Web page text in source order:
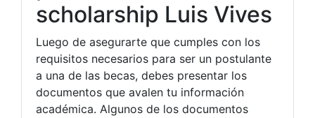
scholarship Luis Vives
Luego de asegurarte que cumples con los
requisitos necesarios para ser un postulante
a una de las becas, debes presentar los
documentos que avalen tu información
académica. Algunos de los documentos